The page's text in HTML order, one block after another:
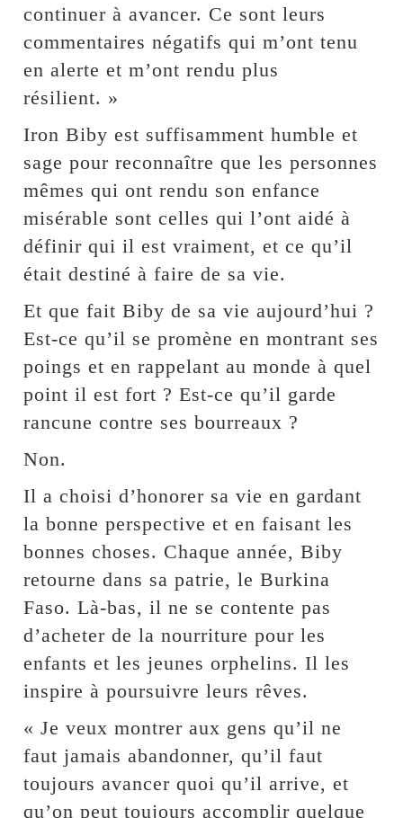
continuer à avancer. Ce sont leurs
commentaires négatifs qui m’ont tenu
en alerte et m’ont rendu plus
résilient. »
Iron Biby est suffisamment humble et
sage pour reconnaître que les personnes
mêmes qui ont rendu son enfance
misérable sont celles qui l’ont aidé à
définir qui il est vraiment, et ce qu’il
était destiné à faire de sa vie.
Et que fait Biby de sa vie aujourd’hui ?
Est-ce qu’il se promène en montrant ses
poings et en rappelant au monde à quel
point il est fort ? Est-ce qu’il garde
rancune contre ses bourreaux ?
Non.
Il a choisi d’honorer sa vie en gardant
la bonne perspective et en faisant les
bonnes choses. Chaque année, Biby
retourne dans sa patrie, le Burkina
Faso. Là-bas, il ne se contente pas
d’acheter de la nourriture pour les
enfants et les jeunes orphelins. Il les
inspire à poursuivre leurs rêves.
« Je veux montrer aux gens qu’il ne
faut jamais abandonner, qu’il faut
toujours avancer quoi qu’il arrive, et
qu’on peut toujours accomplir quelque